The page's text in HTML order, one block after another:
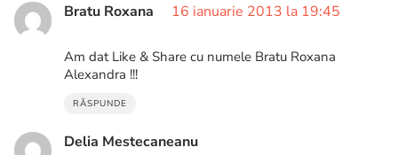
Bratu Roxana 16 ianuarie 2013 la 19:45
Am dat Like & Share cu numele Bratu Roxana
Alexandra !!!
RĂSPUNDE
Delia Mestecaneanu